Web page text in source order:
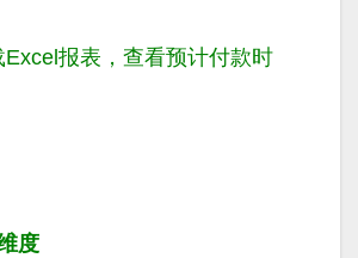
报表，查看预计付款时
度